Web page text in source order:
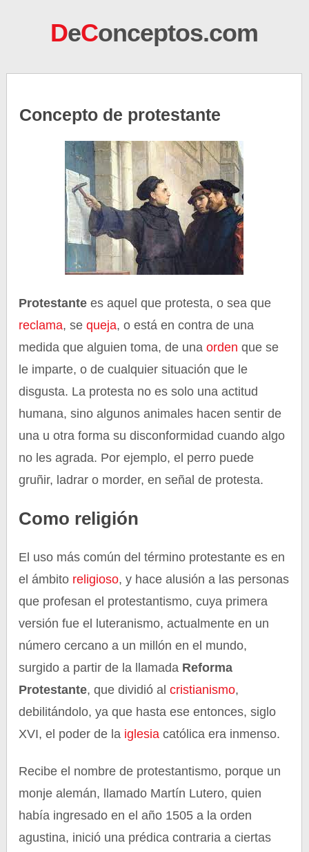
DeConceptos.com
Concepto de protestante
Protestante es aquel que protesta, o sea que
reclama, sequeja, o está en contra de una
medida que alguien toma, de una orden que se
le imparte, o de cualquier situación que le
disgusta. La protesta no es solo una actitud
humana, sino algunos animales hacen sentir de
una u otra forma su disconformidad cuando algo
no les agrada. Por ejemplo, el perro puede
gruñir, ladrar o morder, en señal de protesta.
Como religión
El uso más común del término protestante es en
el ámbito religioso, y hace alusión a las personas
que profesan el protestantismo, cuya primera
versión fue el luteranismo, actualmente en un
número cercano a un millón en el mundo,
surgido a partir de la llamada Reforma
Protestante, que dividió alcristianismo,
debilitándolo, ya que hasta ese entonces, siglo
XVI, el poder de la iglesia católica era inmenso.
Recibe el nombre de protestantismo, porque un
monje alemán, llamado Martín Lutero, quien
había ingresado en el año 1505 a la orden
agustina, inició una prédica contraria a ciertas